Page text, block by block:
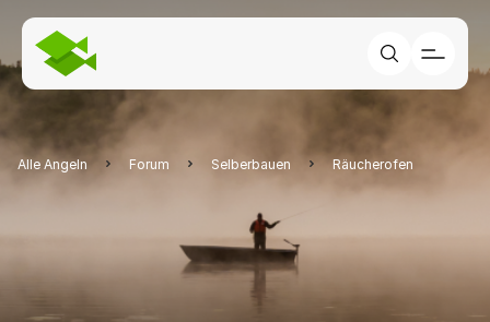
Alle Angeln Forum Selberbauen Räucherofen